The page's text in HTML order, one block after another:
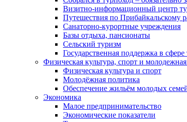
Визитно-информационный центр
Путешествия по Прибайкальскому
Санаторно-курортные учреждения
Базы отдыха, пансионаты
Сельский туризм
Государственная поддержка в сфере
Физическая культура, спорт и
Физическая культура и спорт
Молодёжная политика
Обеспечение жильём молодых
Экономика
Малое предпринимательство
Экономические показатели